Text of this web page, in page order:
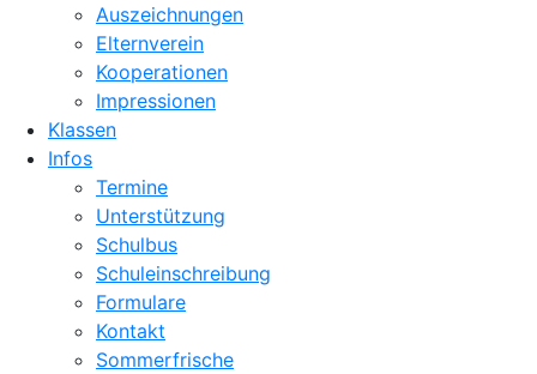
Auszeichnungen
Elternverein
Kooperationen
Impressionen
Klassen
Infos
Termine
Unterstützung
Schulbus
Schuleinschreibung
Formulare
Kontakt
Sommerfrische